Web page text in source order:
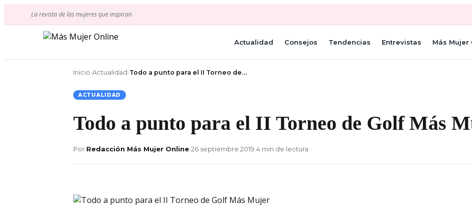
contenido
La revista de las mujeres que inspiran
Actualidad Consejos Tendencias Entrevistas Más Mujer
Inicio›Actualidad ›Todo a punto para el II Torneo de…
ACTUALIDAD
Todo a punto para el II Torneo de Golf Más
Por Redacción Más Mujer Online•26 septiembre 2019•4 min de lectura